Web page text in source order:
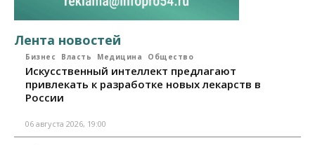
Лента новостей
Бизнес Власть Медицина Общество
Искусственный интеллект предлагают
привлекать к разработке новых лекарств в
России
06 августа 2026, 19:00